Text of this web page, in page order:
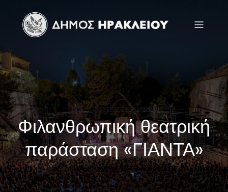
Φιλανθρωπική θεατρική
παράσταση «ΓΙΑΝΤΑ»